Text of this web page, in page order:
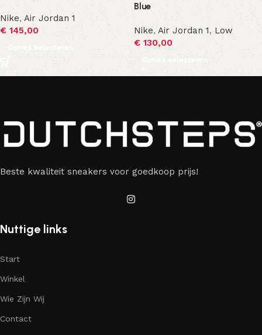
Nike,Air Jordan 1
€145,00
Opties selecteren
Blue
Nike,Air Jordan 1, Low
€130,00
Opties selecteren
Beste kwaliteit sneakers voor goedkoop prijs!
Nuttige links
Start
Winkel
Wie Zijn Wij
Contact